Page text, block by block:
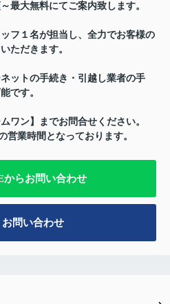
最大無料にてご案内致します。
フ１名が担当し、全力でお客様の
ただきます。
ットの手続き・引越し業者の手
です。
ワン】までお問合せください。
営業時間となっております。
からお問い合わせ
お問い合わせ